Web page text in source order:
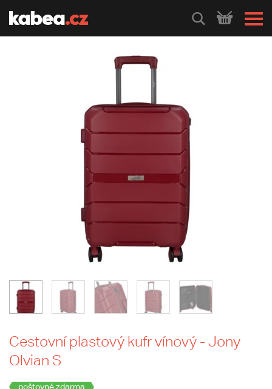
HLEDEJ
Cestovní plastový kufr vínový - Jony
Olvian S
poštovné zdarma